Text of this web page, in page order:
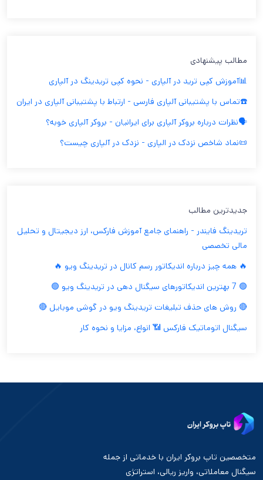
مطالب پیشنهادی
📊آموزش کپی ترید در آلپاری - نحوه کپی تریدینگ در آلپاری
☎️تماس با پشتیبانی آلپاری فارسی - ارتباط با پشتیبانی آلپاری در ایران
🗣️نظرات درباره بروکر آلپاری برای ایرانیان - بروکر آلپاری خوبه؟
📜نماد شاخص نزدک در الپاری - نزدک در آلپاری چیست؟
جدیدترین مطالب
تریدینگ فایندر - راهنمای جامع آموزش فارکس، ارز دیجیتال و تحلیل
مالی تخصصی
🔥 همه چیز درباره اندیکاتور رسم کانال در تریدینگ ویو 🔥
🟢 7 بهترین اندیکاتورهای سیگنال دهی در تریدینگ ویو 🟢
🔴 روش های حذف تبلیغات تریدینگ ویو در گوشی موبایل 🔴
سیگنال اتوماتیک فارکس 📶 انواع، مزایا و نحوه کار
متخصصین تاپ بروکر ایران با خدماتی از جمله
سیگنال معاملاتی، واریز ریالی، استراتژی